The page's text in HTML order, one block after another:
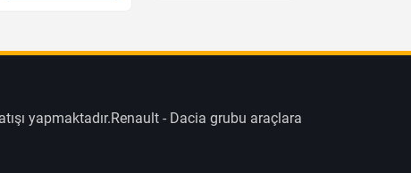
yapmaktadır.Renault - Dacia grubu araçlara